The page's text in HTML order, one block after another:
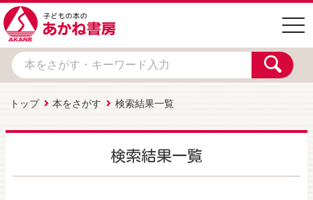
トップ 本をさがす 検索結果一覧
検索結果一覧